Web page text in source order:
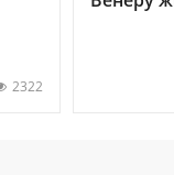
2322